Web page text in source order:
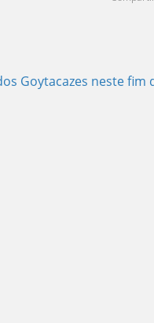
Goytacazes neste fim